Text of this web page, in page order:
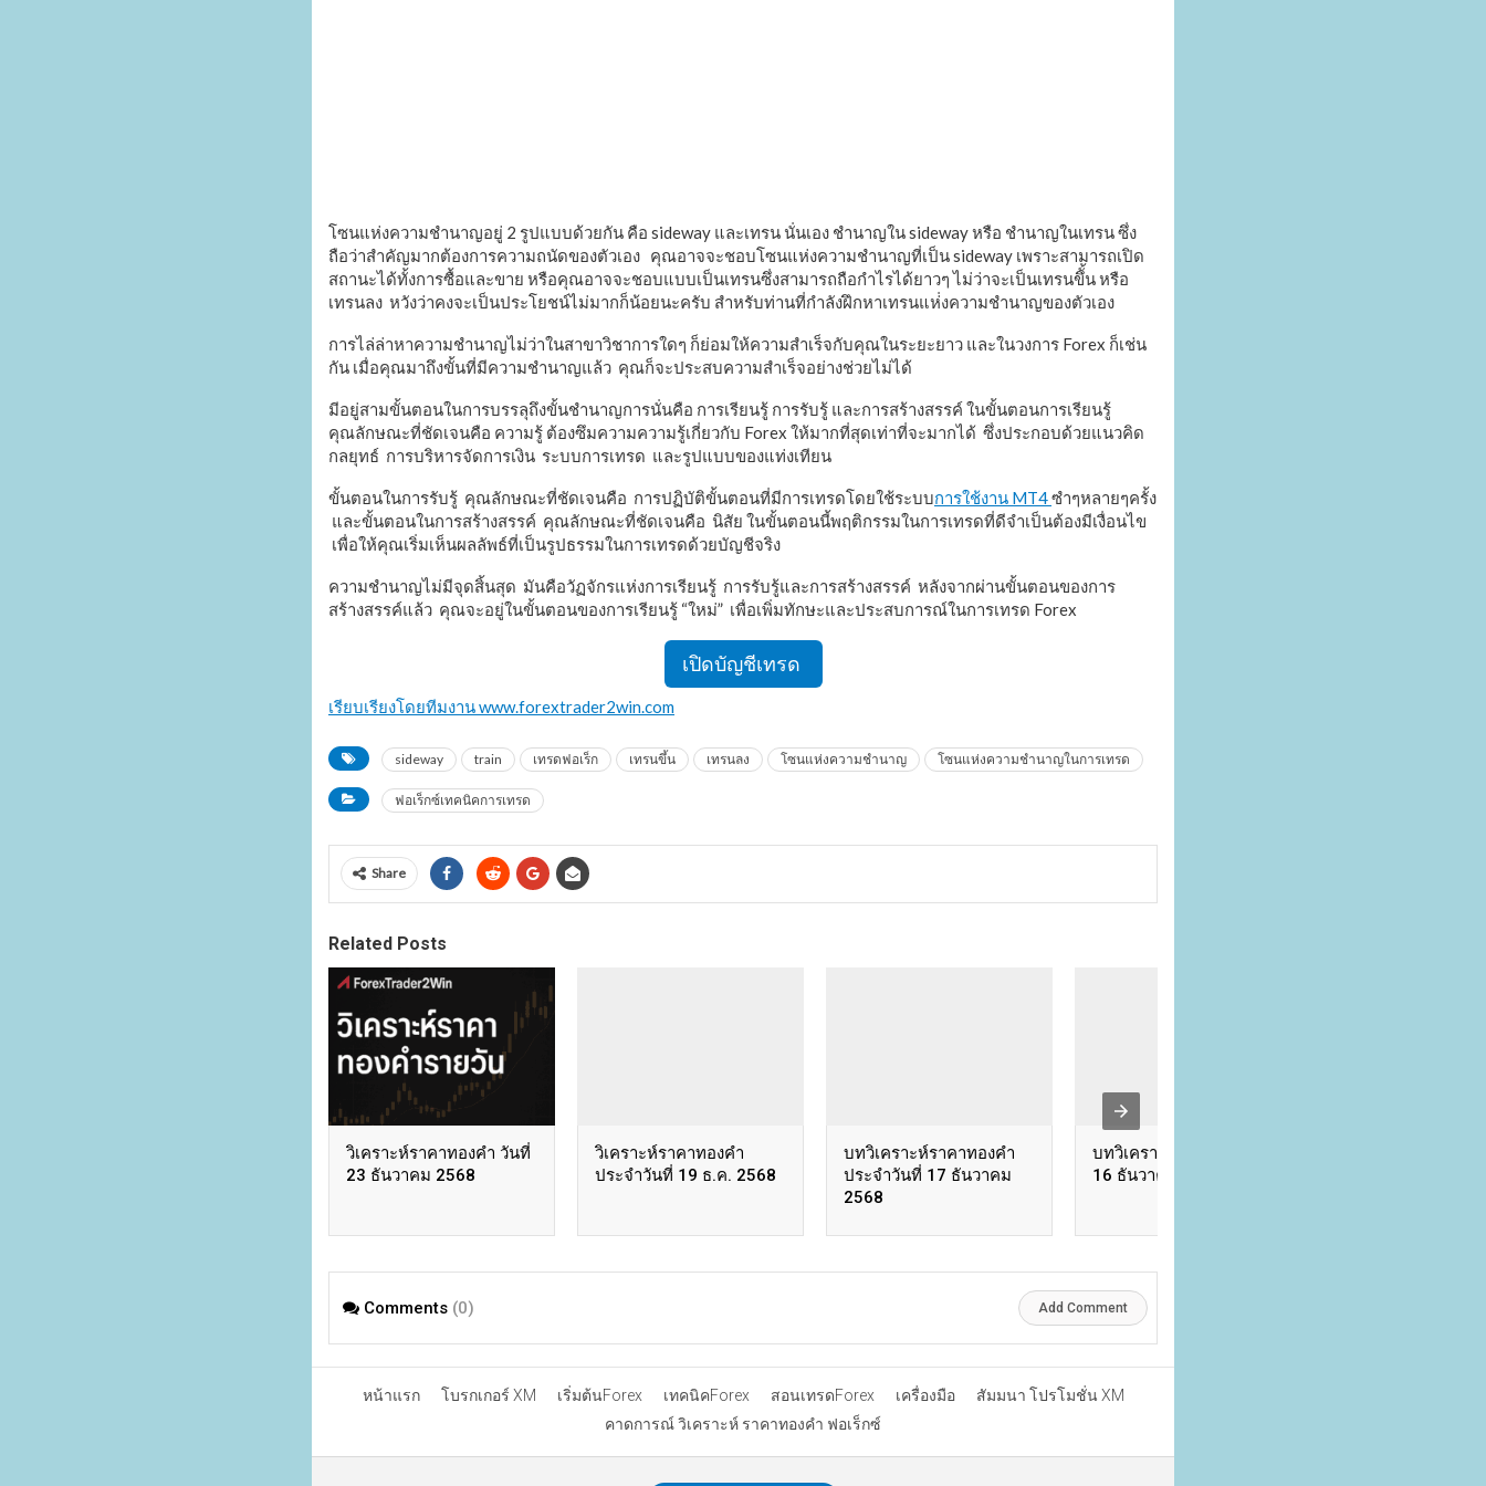
โซนแห่งความชำนาญอยู่ 2 รูปแบบด้วยกัน คือ sideway และเทรน นั่นเอง ชำนาญใน sideway หรือ ชำนาญในเทรน ซึ่ง
ถือว่าสำคัญมากต้องการความถนัดของตัวเอง คุณอาจจะชอบโซนแห่งความชำนาญที่เป็น sideway เพราะสามารถเปิด
สถานะได้ทั้งการซื้อและขาย หรือคุณอาจจะชอบแบบเป็นเทรนซึ่งสามารถถือกำไรได้ยาวๆ ไม่ว่าจะเป็นเทรนขึั้น หรือ
เทรนลง หวังว่าคงจะเป็นประโยชน์ไม่มากก็น้อยนะครับ สำหรับท่านที่กำลังฝึกหาเทรนแห่่งความชำนาญของตัวเอง
การไล่ล่าหาความชำนาญไม่ว่าในสาขาวิชาการใดๆ ก็ย่อมให้ความสำเร็จกับคุณในระยะยาว และในวงการ Forex ก็เช่น
กัน เมื่อคุณมาถึงขั้นที่มีความชำนาญแล้ว คุณก็จะประสบความสำเร็จอย่างช่วยไม่ได้
มีอยู่สามขั้นตอนในการบรรลุถึงขั้นชำนาญการนั่นคือ การเรียนรู้ การรับรู้ และการสร้างสรรค์ ในขั้นตอนการเรียนรู้
คุณลักษณะที่ชัดเจนคือ ความรู้ ต้องซึมความความรู้เกี่ยวกับ Forex ให้มากที่สุดเท่าที่จะมากได้ ซึ่งประกอบด้วยแนวคิด
กลยุทธ์ การบริหารจัดการเงิน ระบบการเทรด และรูปแบบของแท่งเทียน
ขั้นตอนในการรับรู้ คุณลักษณะที่ชัดเจนคือ การปฏิบัติขั้นตอนที่มีการเทรดโดยใช้ระบบการใช้งาน MT4ซำๆหลายๆครั้ง
และขั้นตอนในการสร้างสรรค์ คุณลักษณะที่ชัดเจนคือ นิสัย ในขั้นตอนนี้พฤติกรรมในการเทรดที่ดีจำเป็นต้องมีเงื่อนไข
เพื่อให้คุณเริ่มเห็นผลลัพธ์ที่เป็นรูปธรรมในการเทรดด้วยบัญชีจริง
ความชำนาญไม่มีจุดสิ้นสุด มันคือวัฏจักรแห่งการเรียนรู้ การรับรู้และการสร้างสรรค์ หลังจากผ่านขั้นตอนของการ
สร้างสรรค์แล้ว คุณจะอยู่ในขั้นตอนของการเรียนรู้ “ใหม่” เพื่อเพิ่มทักษะและประสบการณ์ในการเทรด Forex
เปิดบัญชีเทรด
เรียบเรียงโดยทีมงาน www.forextrader2win.com
sideway train เทรดฟอเร็ก เทรนขึ้น เทรนลง โซนแห่งความชำนาญ โซนแห่งความชำนาญในการเทรด
ฟอเร็กซ์เทคนิคการเทรด
Share
Related Posts
วิเคราะห์ราคาทองคำ วันที่
23 ธันวาคม 2568
วิเคราะห์ราคาทองคำ
ประจำวันที่ 19 ธ.ค. 2568
บทวิเคราะห์ราคาทองคำ
ประจำวันที่ 17 ธันวาคม
2568
บทวิเคราะห์ราคาทองคำ –
16 ธันวาคม 2568
Comments (0) Add Comment
หน้าแรก โบรกเกอร์ XM เริ่มต้นForex เทคนิคForex สอนเทรดForex เครื่องมือ
สัมมนา โปรโมชั่น XM
คาดการณ์ วิเคราะห์ ราคาทองคำ ฟอเร็กซ์